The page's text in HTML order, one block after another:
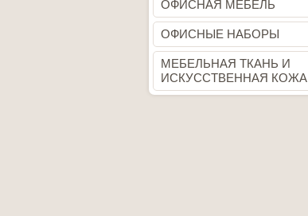
ОФИСНАЯ МЕБЕЛЬ
ОФИСНЫЕ НАБОРЫ
МЕБЕЛЬНАЯ ТКАНЬ И
ИСКУССТВЕННАЯ КОЖА